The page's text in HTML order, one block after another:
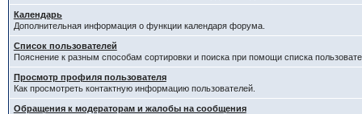
Календарь
Дополнительная информация о функции календаря форума.
Список пользователей
Пояснение к разным способам сортировки и поиска при помощи списка
Просмотр профиля пользователя
Как просмотреть контактную информацию пользователей.
Обращения к модераторам и жалобы на сообщения